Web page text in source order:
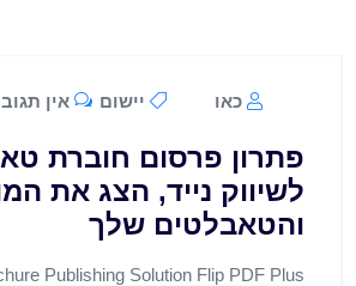
כאו יישום אין
פתרון פרסום חוברת
לשיווק נייד, הצג את
והטאבלטים שלך
Publishing Solution Flip PDF Plus